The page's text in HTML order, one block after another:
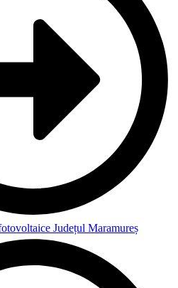
Județul Maramureș